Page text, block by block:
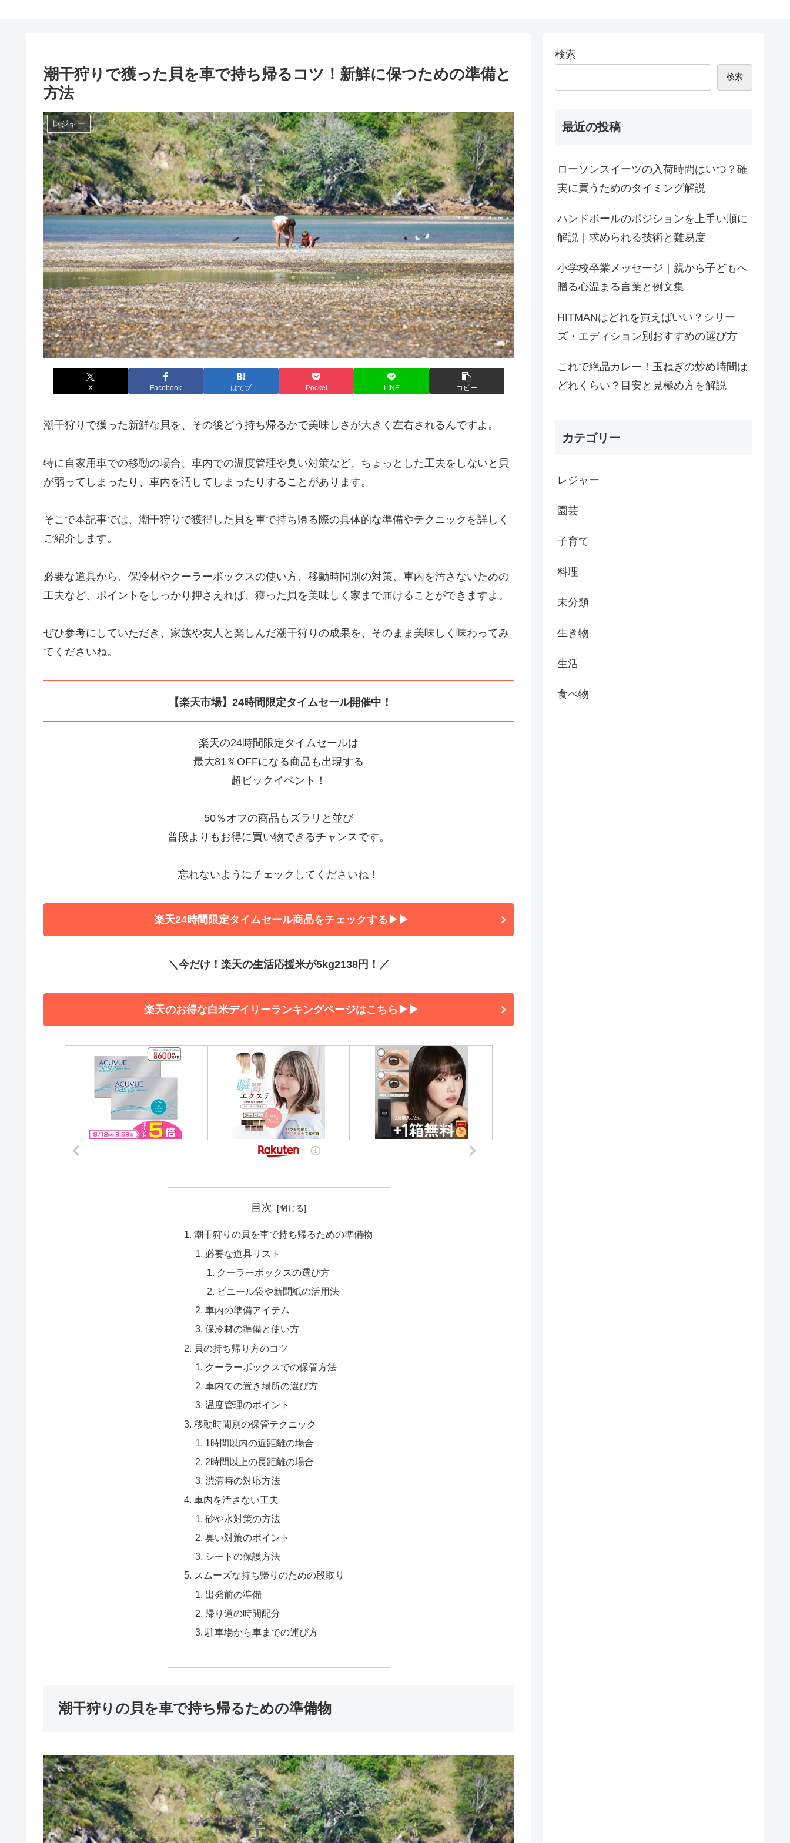
潮干狩りで獲った貝を車で持ち帰るコツ！新鮮に保つための準備と
方法
レジャー
X Facebook はてブ Pocket LINE コピー
潮干狩りで獲った新鮮な貝を、その後どう持ち帰るかで美味しさが大きく左右されるんですよ。
特に自家用車での移動の場合、車内での温度管理や臭い対策など、ちょっとした工夫をしないと貝
が弱ってしまったり、車内を汚してしまったりすることがあります。
そこで本記事では、潮干狩りで獲得した貝を車で持ち帰る際の具体的な準備やテクニックを詳しく
ご紹介します。
必要な道具から、保冷材やクーラーボックスの使い方、移動時間別の対策、車内を汚さないための
工夫など、ポイントをしっかり押さえれば、獲った貝を美味しく家まで届けることができますよ。
ぜひ参考にしていただき、家族や友人と楽しんだ潮干狩りの成果を、そのまま美味しく味わってみ
てくださいね。
【楽天市場】24時間限定タイムセール開催中！
楽天の24時間限定タイムセールは
最大81％OFFになる商品も出現する
超ビックイベント！
50％オフの商品もズラリと並び
普段よりもお得に買い物できるチャンスです。
忘れないようにチェックしてくださいね！
楽天24時間限定タイムセール商品をチェックする▶▶
＼今だけ！楽天の生活応援米が5kg2138円！／
楽天のお得な白米デイリーランキングページはこちら▶▶
目次
潮干狩りの貝を車で持ち帰るための準備物
必要な道具リスト
クーラーボックスの選び方
ビニール袋や新聞紙の活用法
車内の準備アイテム
保冷材の準備と使い方
貝の持ち帰り方のコツ
クーラーボックスでの保管方法
車内での置き場所の選び方
温度管理のポイント
移動時間別の保管テクニック
1時間以内の近距離の場合
2時間以上の長距離の場合
渋滞時の対応方法
車内を汚さない工夫
砂や水対策の方法
臭い対策のポイント
シートの保護方法
スムーズな持ち帰りのための段取り
出発前の準備
帰り道の時間配分
駐車場から車までの運び方
潮干狩りの貝を車で持ち帰るための準備物
検索
検索
最近の投稿
ローソンスイーツの入荷時間はいつ？確
実に買うためのタイミング解説
ハンドボールのポジションを上手い順に
解説｜求められる技術と難易度
小学校卒業メッセージ｜親から子どもへ
贈る心温まる言葉と例文集
HITMANはどれを買えばいい？シリー
ズ・エディション別おすすめの選び方
これで絶品カレー！玉ねぎの炒め時間は
どれくらい？目安と見極め方を解説
カテゴリー
レジャー
園芸
子育て
料理
未分類
生き物
生活
食べ物